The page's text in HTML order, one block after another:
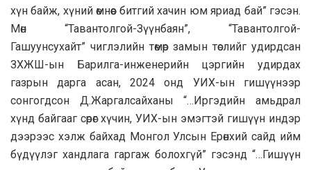
хүн байж, хүний өмнөөс битгий хачин юм яриад бай” гэсэн.
Мөн “Тавантолгой-Зүүнбаян”, “Тавантолгой-
Гашуунсухайт” чиглэлийн төмөр замын төслийг удирдсан
ЗХЖШ-ын Барилга-инженерийн цэргийн удирдах
газрын дарга асан, 2024 онд УИХ-ын гишүүнээр
сонгогдсон Д.Жаргалсайханы “…Иргэдийн амьдрал
хүнд байгааг сөрөг хүчин, УИХ-ын эмэгтэй гишүүн индэр
дээрээс хэлж байхад Монгол Улсын Ерөнхий сайд ийм
бүдүүлэг хандлага гаргаж болохгүй” гэсэнд “…Гишүүн